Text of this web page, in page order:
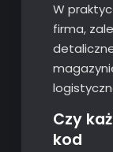
W
firma,
Czy
kod